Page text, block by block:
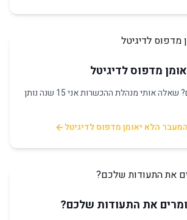
מדפוס לדיגיטל
איפה היית עד היום? שאלה אותי מנהלת ההכשרות אני 15 שנה נותן
הלא יאומן מדפוס לדיגיטל
את התעודות שלכם?